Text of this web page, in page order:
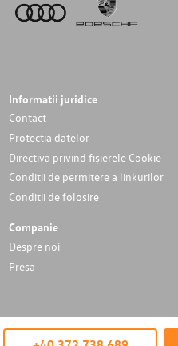
Informatii juridice
Contact
Protectia datelor
Directiva privind fișierele Cookie
Conditii de permitere a linkurilor
Conditii de folosire
Companie
Despre noi
Presa